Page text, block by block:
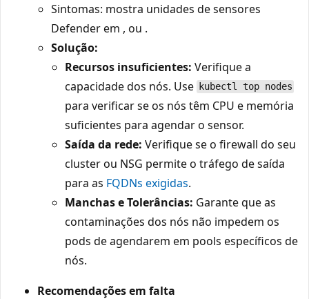
Sintomas: mostra unidades de sensores
Defender em , ou .
Solução:
Recursos insuficientes: Verifique a
capacidade dos nós. Use
kubectl top nodes
para verificar se os nós têm CPU e memória
suficientes para agendar o sensor.
Saída da rede: Verifique se o firewall do seu
cluster ou NSG permite o tráfego de saída
para as FQDNs exigidas.
Manchas e Tolerâncias: Garante que as
contaminações dos nós não impedem os
pods de agendarem em pools específicos de
nós.
Recomendações em falta